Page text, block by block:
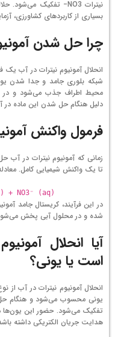
نیترات NO3−
تفکیک می‌شود.
بسیاری از کاربردهای کشاورزی،
چرا حل شدن
انحلال آمونیوم نیترات در آب یک
شبکه بلوری جامد و جدا شدن
محیط اطراف جذب می‌شود و در
دلیل هنگام حل شدن این ماده
فرمول واکنش
زمانی که آمونیوم نیترات در آب
تا یک واکنش شیمیایی کامل.
+ NO3⁻ (aq)
در این فرآیند، کریستال جامد
شده و در محلول آبی پخش
آیا انحلال
است یا یونی؟
انحلال آمونیوم نیترات در آب از
یونی محسوب می‌شود و هنگام
تفکیک می‌شود. حضور این یون‌ها
هدایت جریان الکتریکی داشته